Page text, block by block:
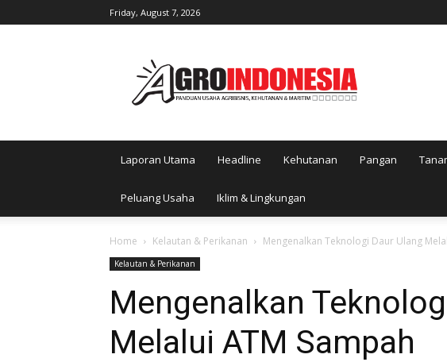
Friday, August 7, 2026
Laporan Utama Headline Kehutanan Pangan
Peluang Usaha Iklim & Lingkungan
Home Kelautan & Perikanan Mengenalkan Teknologi Daur Ulang
Kelautan & Perikanan
Mengenalkan
Melalui ATM Sampah